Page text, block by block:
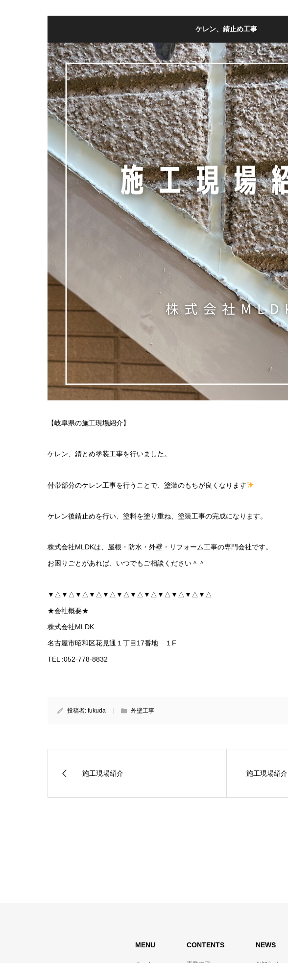
ケレン、錆止め工事
【岐阜県の施工現場紹介】
ケレン、錆とめ塗装工事を行いました。
付帯部分のケレン工事を行うことで、塗装のもちが良くなります
ケレン後錆止めを行い、塗料を塗り重ね、塗装工事の完成になります。
株式会社MLDKは、屋根・防水・外壁・リフォーム工事の専門会社です。
お困りごとがあれば、いつでもご相談ください＾＾
▼△▼△▼△▼△▼△▼△▼△▼△▼△▼△▼△▼△
★会社概要★
株式会社MLDK
名古屋市昭和区花見通１丁目17番地 １F
TEL :052-778-8832
投稿者: fukuda 外壁工事
施工現場紹介 施工現場紹介
MENU CONTENTS NEWS